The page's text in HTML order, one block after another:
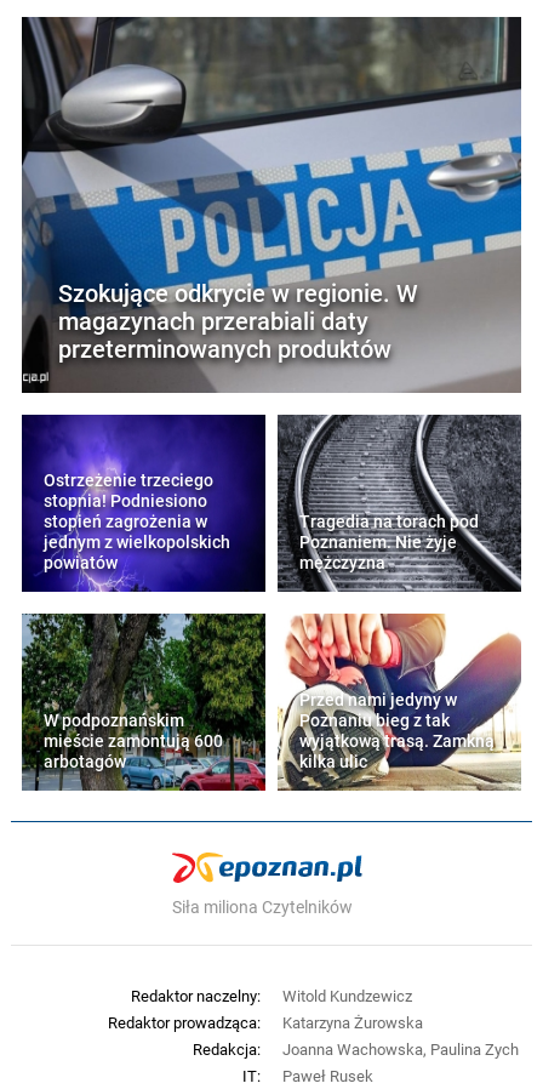
Szokujące odkrycie w regionie. W
magazynach przerabiali daty
przeterminowanych produktów
Ostrzeżenie trzeciego
stopnia! Podniesiono
stopień zagrożenia w
jednym z wielkopolskich
powiatów
Tragedia na torach pod
Poznaniem. Nie żyje
mężczyzna
W podpoznańskim
mieście zamontują 600
arbotagów
Przed nami jedyny w
Poznaniu bieg z tak
wyjątkową trasą. Zamkną
kilka ulic
Siła miliona Czytelników
Redaktor naczelny:
Witold Kundzewicz
Redaktor prowadząca:
Katarzyna Żurowska
Redakcja:
Joanna Wachowska, Paulina Zych
IT:
Paweł Rusek